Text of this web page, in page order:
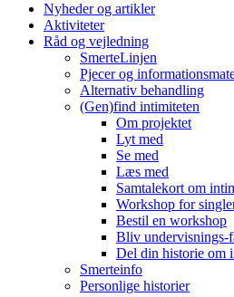
Nyheder og artikler
Aktiviteter
Råd og vejledning
SmerteLinjen
Pjecer og
Alternativ behandling
(Gen)find intimiteten
Om projektet
Lyt med
Se med
Læs med
Samtalekort om
Workshop for
Bestil en workshop
Bliv undervisnings-
Del din historie om
Smerteinfo
Personlige historier